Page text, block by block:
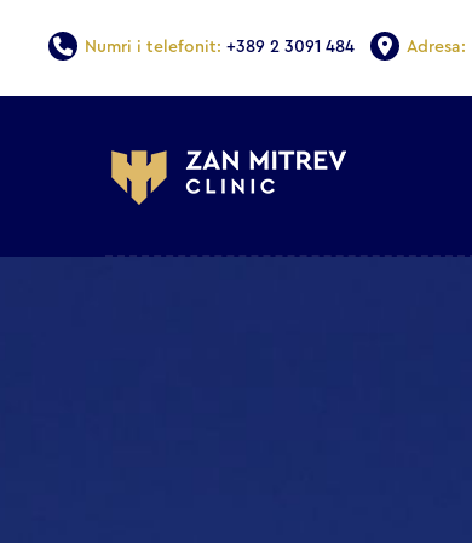
Numri i telefonit: +389 2 3091 484 Adresa: